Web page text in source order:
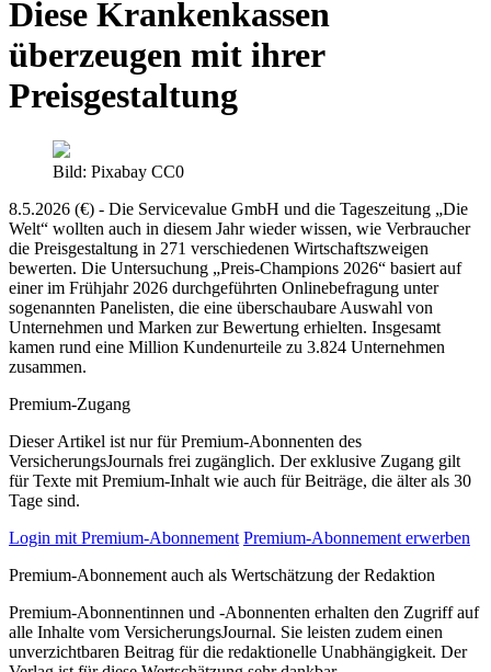
Diese Krankenkassen
überzeugen mit ihrer
Preisgestaltung
Bild: Pixabay CC0
8.5.2026 (€) - Die Servicevalue GmbH und die Tageszeitung „Die
Welt“ wollten auch in diesem Jahr wieder wissen, wie Verbraucher
die Preisgestaltung in 271 verschiedenen Wirtschaftszweigen
bewerten. Die Untersuchung „Preis-Champions 2026“ basiert auf
einer im Frühjahr 2026 durchgeführten Onlinebefragung unter
sogenannten Panelisten, die eine überschaubare Auswahl von
Unternehmen und Marken zur Bewertung erhielten. Insgesamt
kamen rund eine Million Kundenurteile zu 3.824 Unternehmen
zusammen.
Premium-Zugang
Dieser Artikel ist nur für Premium-Abonnenten des
VersicherungsJournals frei zugänglich. Der exklusive Zugang gilt
für Texte mit Premium-Inhalt wie auch für Beiträge, die älter als 30
Tage sind.
Login mit Premium-Abonnement Premium-Abonnement erwerben
Premium-Abonnement auch als Wertschätzung der Redaktion
Premium-Abonnentinnen und -Abonnenten erhalten den Zugriff auf
alle Inhalte vom VersicherungsJournal. Sie leisten zudem einen
unverzichtbaren Beitrag für die redaktionelle Unabhängigkeit. Der